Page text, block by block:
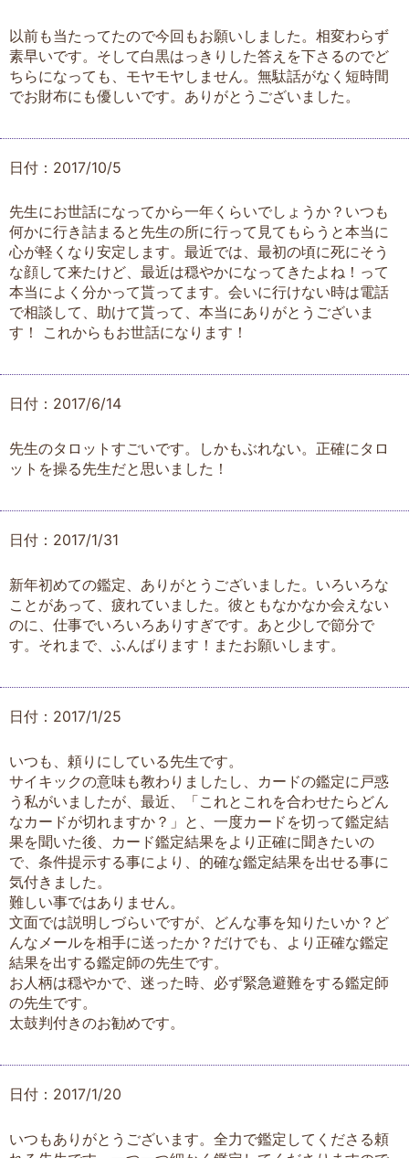
以前も当たってたので今回もお願いしました。相変わらず
素早いです。そして白黒はっきりした答えを下さるのでど
ちらになっても、モヤモヤしません。無駄話がなく短時間
でお財布にも優しいです。ありがとうございました。
日付：2017/10/5
先生にお世話になってから一年くらいでしょうか？いつも
何かに行き詰まると先生の所に行って見てもらうと本当に
心が軽くなり安定します。最近では、最初の頃に死にそう
な顔して来たけど、最近は穏やかになってきたよね！って
本当によく分かって貰ってます。会いに行けない時は電話
で相談して、助けて貰って、本当にありがとうございま
す！ これからもお世話になります！
日付：2017/6/14
先生のタロットすごいです。しかもぶれない。正確にタロ
ットを操る先生だと思いました！
日付：2017/1/31
新年初めての鑑定、ありがとうございました。いろいろな
ことがあって、疲れていました。彼ともなかなか会えない
のに、仕事でいろいろありすぎです。あと少しで節分で
す。それまで、ふんばります！またお願いします。
日付：2017/1/25
いつも、頼りにしている先生です。
サイキックの意味も教わりましたし、カードの鑑定に戸惑
う私がいましたが、最近、「これとこれを合わせたらどん
なカードが切れますか？」と、一度カードを切って鑑定結
果を聞いた後、カード鑑定結果をより正確に聞きたいの
で、条件提示する事により、的確な鑑定結果を出せる事に
気付きました。
難しい事ではありません。
文面では説明しづらいですが、どんな事を知りたいか？ど
んなメールを相手に送ったか？だけでも、より正確な鑑定
結果を出する鑑定師の先生です。
お人柄は穏やかで、迷った時、必ず緊急避難をする鑑定師
の先生です。
太鼓判付きのお勧めです。
日付：2017/1/20
いつもありがとうございます。全力で鑑定してくださる頼